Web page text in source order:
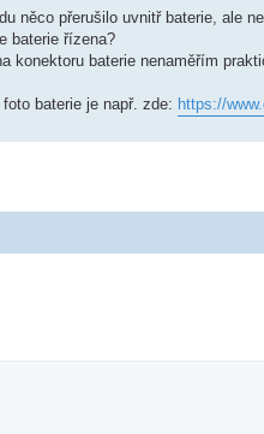
něco přerušilo uvnitř baterie, ale
baterie řízena?
konektoru baterie nenaměřím
baterie je např. zde: https://